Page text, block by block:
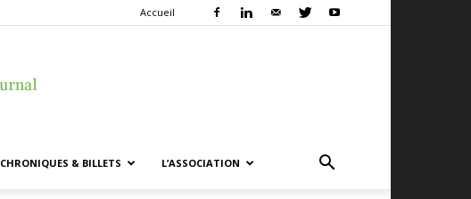
Accueil
CHRONIQUES & BILLETS L’ASSOCIATION